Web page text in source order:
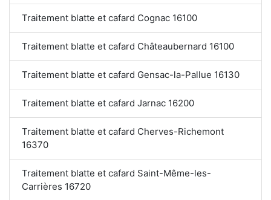
Traitement blatte et cafard Cognac 16100
Traitement blatte et cafard Châteaubernard 16100
Traitement blatte et cafard Gensac-la-Pallue 16130
Traitement blatte et cafard Jarnac 16200
Traitement blatte et cafard Cherves-Richemont
16370
Traitement blatte et cafard Saint-Même-les-
Carrières 16720